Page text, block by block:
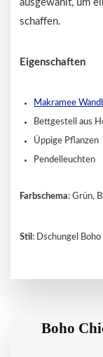
ausgewählt, um
schaffen.
Eigenschaften
Makramee
Bettgestell aus
Üppige Pflanzen
Pendelleuchten
Farbschema: Grün,
Stil : Dschungel Boho
Boho